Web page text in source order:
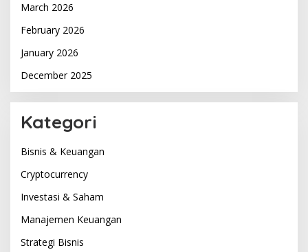
March 2026
February 2026
January 2026
December 2025
Kategori
Bisnis & Keuangan
Cryptocurrency
Investasi & Saham
Manajemen Keuangan
Strategi Bisnis